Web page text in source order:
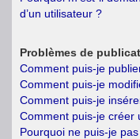
d’un utilisateur ?
Problèmes de
Comment puis-je
Comment puis-je
Comment puis-je
Comment puis-je créer
Pourquoi ne puis-je